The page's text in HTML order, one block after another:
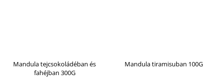
Mandula tejcsokoládéban és
fahéjban 300G
Mandula tiramisuban 100G